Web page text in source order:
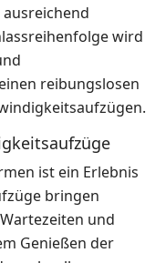
wird
reibungslosen
ist ein Erlebnis
bringen
und
Genießen der